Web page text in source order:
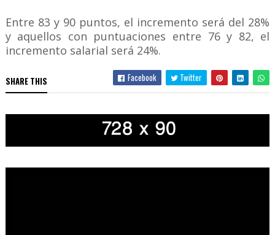
Entre 83 y 90 puntos, el incremento será del 28%
y aquellos con puntuaciones entre 76 y 82, el
incremento salarial será 24%.
SHARE THIS Facebook Twitter